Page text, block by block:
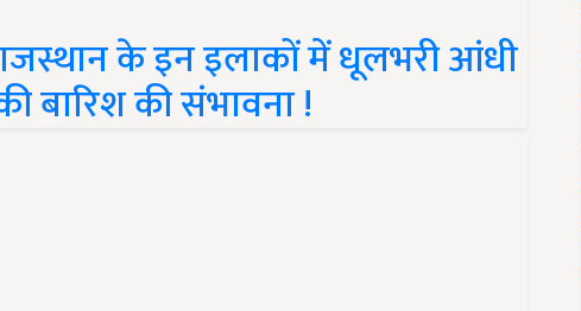
के इन इलाकों में धूलभरी आंधी
बारिश की संभावना !